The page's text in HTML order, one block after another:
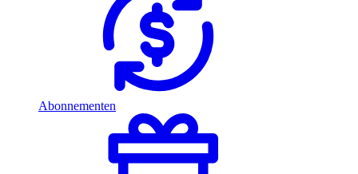
Abonnementen